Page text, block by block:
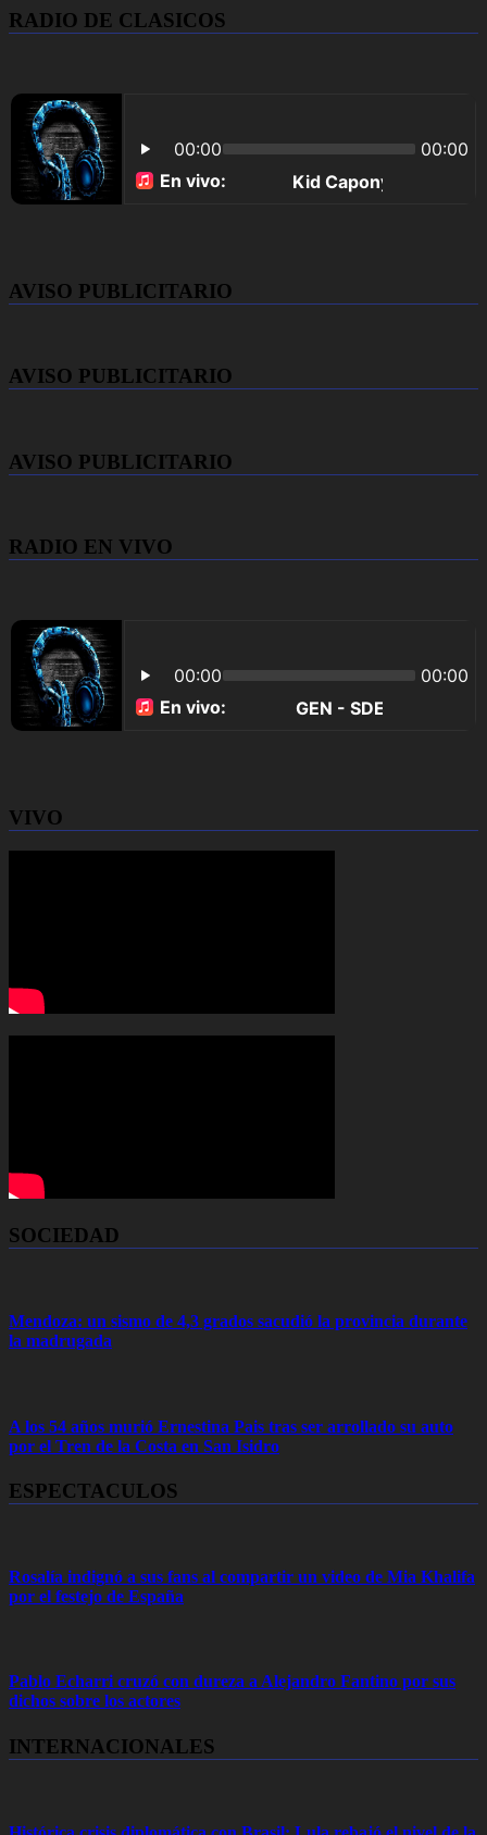
RADIO DE CLASICOS
AVISO PUBLICITARIO
AVISO PUBLICITARIO
AVISO PUBLICITARIO
RADIO EN VIVO
VIVO
SOCIEDAD
Mendoza: un sismo de 4,3 grados sacudió la provincia durante
la madrugada
A los 54 años murió Ernestina Pais tras ser arrollado su auto
por el Tren de la Costa en San Isidro
ESPECTACULOS
Rosalía indignó a sus fans al compartir un video de Mia Khalifa
por el festejo de España
Pablo Echarri cruzó con dureza a Alejandro Fantino por sus
dichos sobre los actores
INTERNACIONALES